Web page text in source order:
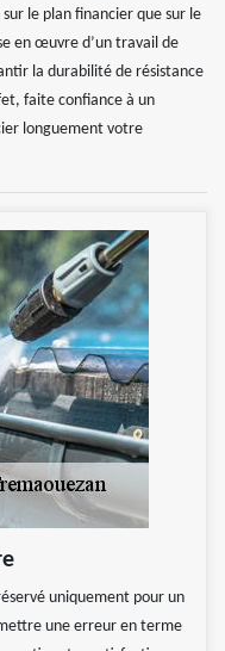
le plan financier que sur le
en œuvre d’un travail de
la durabilité de résistance
faite confiance à un
longuement votre
uniquement pour un
une erreur en terme